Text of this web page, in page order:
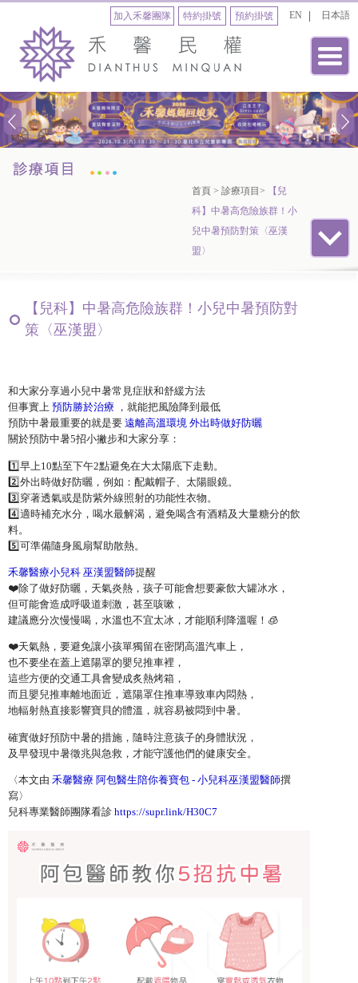
日本語
EN
加入禾馨團隊 預約掛號
特約掛號
首頁 > 診療項目 > 【兒
科】中暑高危險族群！小
兒中暑預防對策〈巫漢
盟〉
【兒科】中暑高危險族群！小兒中暑預防對
策〈巫漢盟〉
和大家分享過小兒中暑常見症狀和舒緩方法
但事實上 預防勝於治療 ，就能把風險降到最低
預防中暑最重要的就是要 遠離高溫環境 外出時做好防曬
關於預防中暑5招小撇步和大家分享：
1️⃣早上10點至下午2點避免在大太陽底下走動。
2️⃣外出時做好防曬，例如：配戴帽子、太陽眼鏡。
3️⃣穿著透氣或是防紫外線照射的功能性衣物。
4️⃣適時補充水分，喝水最解渴，避免喝含有酒精及大量糖分的飲
料。
5️⃣可準備隨身風扇幫助散熱。
禾馨醫療小兒科 巫漢盟醫師提醒
❤️除了做好防曬，天氣炎熱，孩子可能會想要豪飲大罐冰水，
但可能會造成呼吸道刺激，甚至咳嗽，
建議應分次慢慢喝，水溫也不宜太冰，才能順利降溫喔！🧊
❤️天氣熱，要避免讓小孩單獨留在密閉高溫汽車上，
也不要坐在蓋上遮陽罩的嬰兒推車裡，
這些方便的交通工具會變成炙熱烤箱，
而且嬰兒推車離地面近，遮陽罩住推車導致車內悶熱，
地輻射熱直接影響寶貝的體溫，就容易被悶到中暑。
確實做好預防中暑的措施，隨時注意孩子的身體狀況，
及早發現中暑徵兆與急救，才能守護他們的健康安全。
〈本文由 禾馨醫療 阿包醫生陪你養寶包 - 小兒科巫漢盟醫師撰
寫〉
兒科專業醫師團隊看診 https://supr.link/H30C7